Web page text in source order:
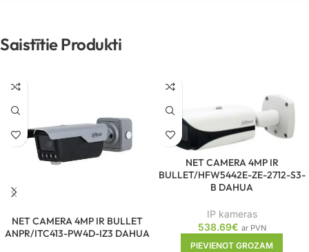
Saistītie Produkti
NET CAMERA 4MP IR BULLET
ANPR/ITC413-PW4D-IZ3 DAHUA
NET CAMERA 4MP IR
BULLET/HFW5442E-ZE-2712-S3-
B DAHUA
IP kameras
538.69€ ar PVN
PIEVIENOT GROZAM